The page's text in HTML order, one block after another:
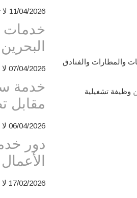
والمطارات والفنادق
وظيفة تشغيلية
11/04/2026
خدمات
البحرين
07/04/2026
مقابل
06/04/2026
الأعمال
17/02/2026